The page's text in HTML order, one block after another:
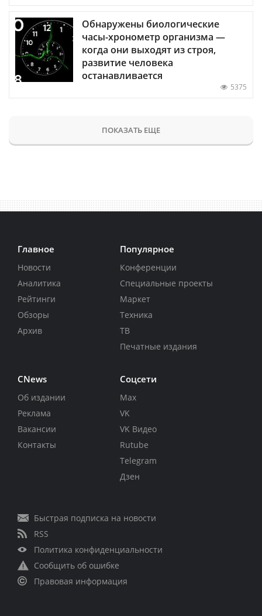
Обнаружены биологические
часы-хронометр организма —
когда они выходят из строя,
развитие человека
останавливается
5375
ПОКАЗАТЬ ЕЩЕ
Главное
Новости
Аналитика
Рейтинги
Обзоры
Архив
Популярное
Конференции
Специальные проекты
Маркет
Техника
ТВ
Печатные издания
CNews
Об издании
Реклама
Вакансии
Контакты
Соцсети
Max
VK
VK Видео
Rutube
Telegram
Дзен
Быстрая подписка на новости
RSS
Политика конфиденциальности
Сообщить об ошибке
Правовая информация